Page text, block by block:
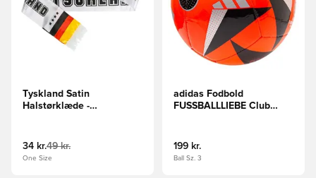
Tyskland Satin
Halstørklæde -
34 kr.49 kr.
One Size
adidas Fodbold
FUSSBALLLIEBE Club
199 kr.
Ball Sz. 3